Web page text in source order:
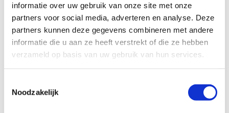
informatie over uw gebruik van onze site met onze
partners voor social media, adverteren en analyse. Deze
partners kunnen deze gegevens combineren met andere
informatie die u aan ze heeft verstrekt of die ze hebben
verzameld op basis van uw gebruik van hun services.
Noodzakelijk
Geef aan tot welk domein jouw vraag behoort
KIES EEN DOMEIN
Jouw vraag